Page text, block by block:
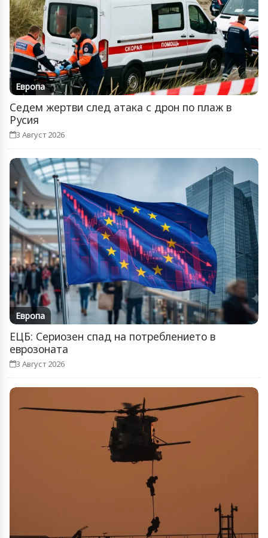
Европа
Седем жертви след атака с дрон по плаж в
Русия
3 Август 2026
Европа
ЕЦБ: Сериозен спад на потреблението в
еврозоната
3 Август 2026